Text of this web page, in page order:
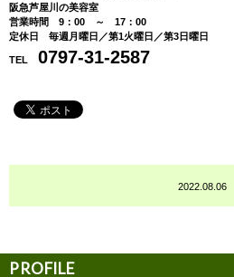
阪急芦屋川の美容室
営業時間 9：00 ～ 17：00
定休日 毎週月曜日／第1火曜日／第3日曜日
TEL 0797-31-2587
2022.08.06